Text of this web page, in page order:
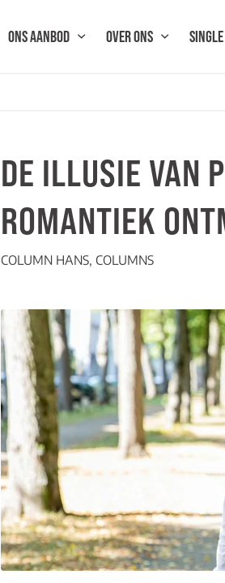
ONS AANBOD OVER ONS
DE ILLUSIE VAN
ROMANTIEK
COLUMN HANS, COLUMNS